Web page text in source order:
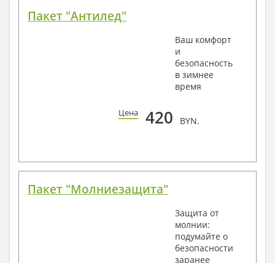
Пакет "Антилед"
Ваш комфорт
и
безопасность
в зимнее
время
Цена 420 BYN.
Пакет "Молниезащита"
Защита от
молнии:
подумайте о
безопасности
заранее